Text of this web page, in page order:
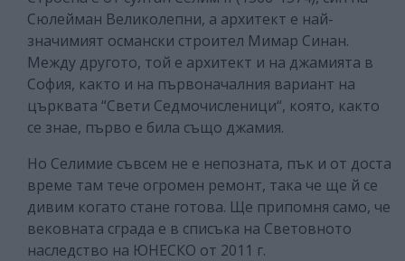
Сюлейман Великолепни, а архитект е най-
значимият османски строител Мимар Синан.
Между другото, той е архитект и на джамията в
София, както и на първоначалния вариант на
църквата “Свети Седмочисленици“, която, както
се знае, първо е била също джамия.
Но Селимие съвсем не е непозната, пък и от доста
време там тече огромен ремонт, така че ще й се
дивим когато стане готова. Ще припомня само, че
вековната сграда е в списъка на Световното
наследство на ЮНЕСКО от 2011 г.